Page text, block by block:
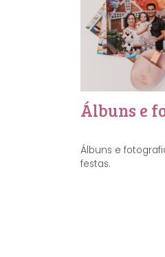
Álbuns e
Álbuns e
festas.